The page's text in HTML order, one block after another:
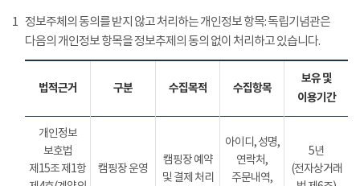
1 정보주체의 동의를 받지 않고 처리하는 개인정보 항목: 독립기념관은
다음의 개인정보 항목을 정보추제의 동의 없이 처리하고 있습니다.
법적근거 구분 수집목적 수집항목
보유 및
이용기간
개인정보
보호법
제15조 제1항
캠핑장 운영
캠핑장 예약
및 결제 처리
아이디, 성명,
연락처,
주문내역,
5년
(전자상거래